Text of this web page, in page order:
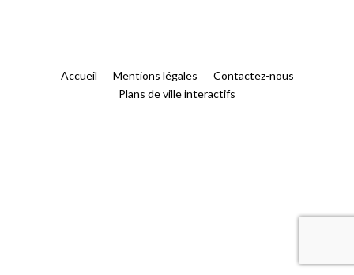
Accueil Mentions légales
Contactez-nous
Plans de ville interactifs